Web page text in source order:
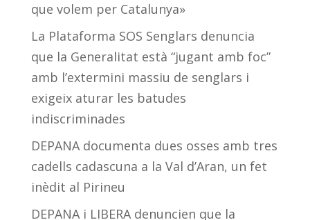
que volem per Catalunya»
La Plataforma SOS Senglars denuncia
que la Generalitat està “jugant amb foc”
amb l’extermini massiu de senglars i
exigeix aturar les batudes
indiscriminades
DEPANA documenta dues osses amb tres
cadells cadascuna a la Val d’Aran, un fet
inèdit al Pirineu
DEPANA i LIBERA denuncien que la